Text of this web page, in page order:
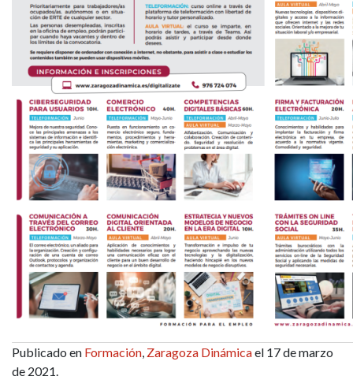
Publicado en Formación, Zaragoza Dinámicael 17 de marzo
de 2021.